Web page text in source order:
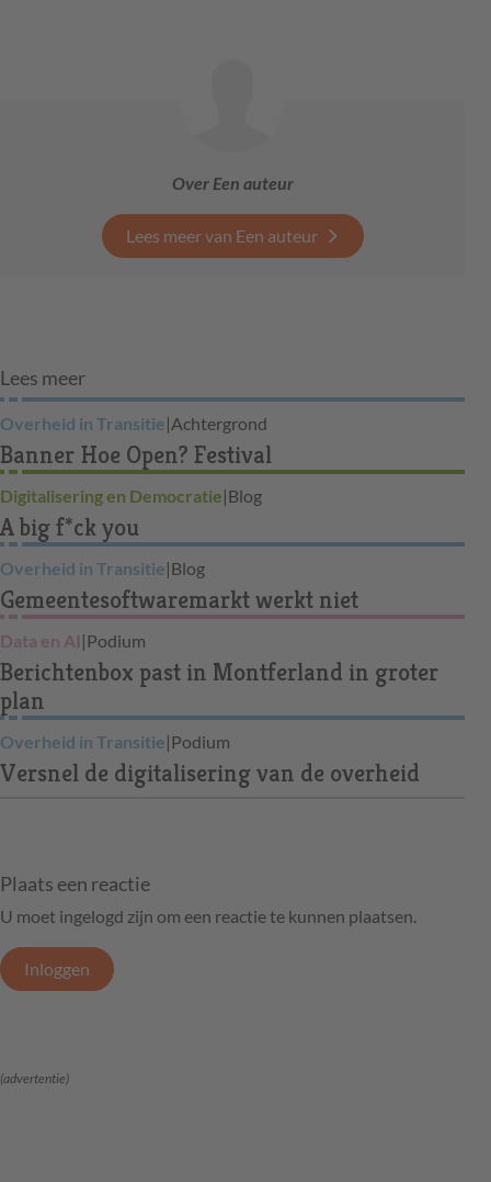
Over Een auteur
Lees meer van Een auteur
Lees meer
Overheid in Transitie|Achtergrond
Banner Hoe Open? Festival
Digitalisering en Democratie|Blog
A big f*ck you
Overheid in Transitie|Blog
Gemeentesoftwaremarkt werkt niet
Data en AI |Podium
Berichtenbox past in Montferland in groter
plan
Overheid in Transitie|Podium
Versnel de digitalisering van de overheid
Plaats een reactie
U moet ingelogd zijn om een reactie te kunnen plaatsen.
Inloggen
(advertentie)